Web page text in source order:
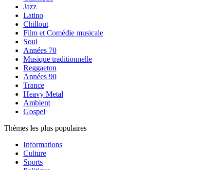
Jazz
Latino
Chillout
Film et Comédie musicale
Soul
Années 70
Musique traditionnelle
Reggaeton
Années 90
Trance
Heavy Metal
Ambient
Gospel
Thèmes les plus populaires
Informations
Culture
Sports